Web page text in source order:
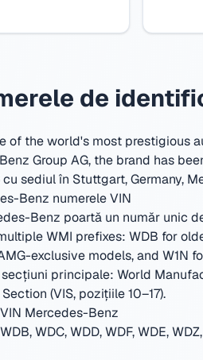
de
of the world's most prestigious
Group AG, the brand has
cu sediul în Stuttgart, Germany,
Benz numerele VIN
Benz poartă un număr unic
WMI prefixes: WDB for
exclusive models, and W1N
principale: World
(VIS, pozițiile 10–17).
Mercedes-Benz
WDB, WDC, WDD, WDF, WDE,